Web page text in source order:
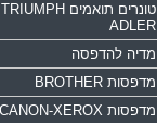
טונרים תואמים TRIUMPH
ADLER
מדיה להדפסה
מדפסות BROTHER
מדפסות CANON-XEROX